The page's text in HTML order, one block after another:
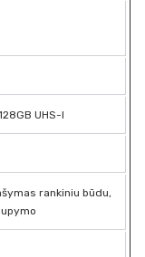
UHS-I
rankiniu būdu,